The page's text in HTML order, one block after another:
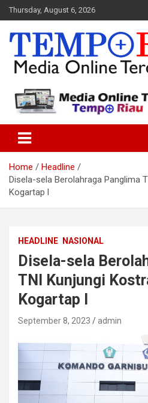
Skip
to
content
Thursday, August 6, 2026
Tempo Riau
Home
Headline
Disela-sela Berolahraga Panglima
Kogartap l
HEADLINE NASIONAL
Disela-sela
TNI Kunjungi
Kogartap l
September 8, 2023 admin